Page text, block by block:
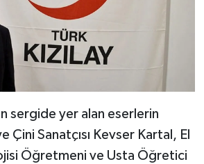
sergide yer alan eserlerin
Çini Sanatçısı Kevser Kartal, El
Öğretmeni ve Usta Öğretici